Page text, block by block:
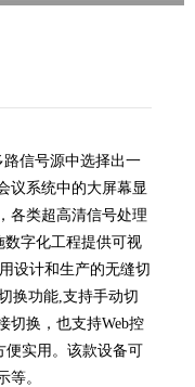
信号源中选择出一
议系统中的大屏幕显
各类超高清信号处理
字化工程提供可视
设计和生产的无缝切
换功能,支持手动切
切换，也支持Web控
便实用。该款设备可
等。